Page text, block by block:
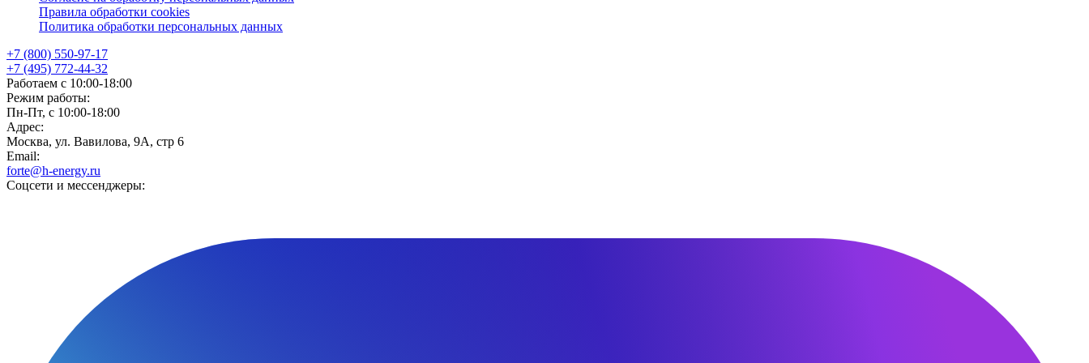
Правила обработки cookies
Политика обработки персональных данных
+7 (800) 550-97-17
+7 (495) 772-44-32
Работаем с 10:00-18:00
Режим работы:
Пн-Пт, с 10:00-18:00
Адрес:
Москва, ул. Вавилова, 9А, стр 6
Email:
forte@h-energy.ru
Соцсети и мессенджеры: